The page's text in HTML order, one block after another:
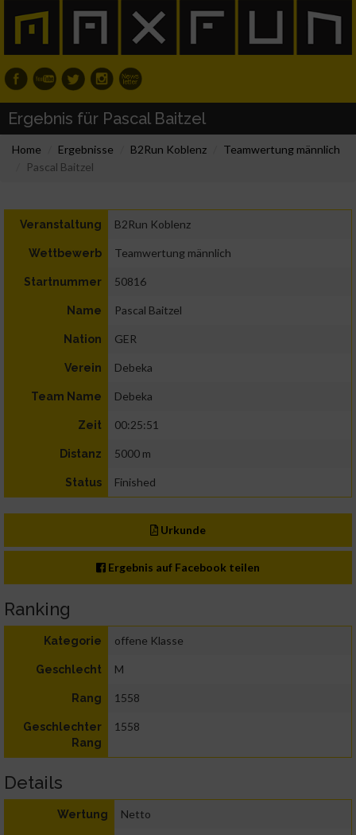
Ergebnis für Pascal Baitzel
Home Ergebnisse B2Run Koblenz
Teamwertung männlich
Pascal Baitzel
Veranstaltung B2Run Koblenz
Wettbewerb Teamwertung männlich
Startnummer 50816
Name Pascal Baitzel
Nation GER
Verein Debeka
Team Name Debeka
Zeit 00:25:51
Distanz 5000 m
Status Finished
Urkunde
Ergebnis auf Facebook teilen
Ranking
Kategorie offene Klasse
Geschlecht M
Rang 1558
Geschlechter
Rang
1558
Details
Wertung Netto